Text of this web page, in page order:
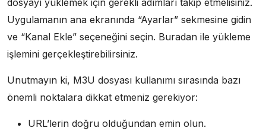
dosyayı yüklemek için gerekli adımları takip etmelisiniz.
Uygulamanın ana ekranında “Ayarlar” sekmesine gidin
ve “Kanal Ekle” seçeneğini seçin. Buradan ile yükleme
işlemini gerçekleştirebilirsiniz.
Unutmayın ki, M3U dosyası kullanımı sırasında bazı
önemli noktalara dikkat etmeniz gerekiyor:
URL’lerin doğru olduğundan emin olun.